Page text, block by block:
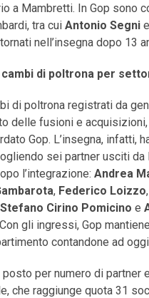
a Mambretti. In Gop sono
tra cui Antonio Segni e
tornati nell’insegna dopo 13
di poltrona per
di poltrona registrati da
delle fusioni e
Gop. L’insegna, infatti,
sei partner usciti da
l’integrazione: Andrea
, Federico Loizzo,
Stefano Cirino Pomicino e
gli ingressi, Gop
contandone ad
per numero di partner
che raggiunge quota 31